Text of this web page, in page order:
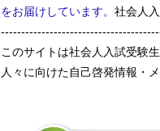
をお届けしています。 社会人
このサイトは社会人入試受験
人々に向けた自己啓発情報・